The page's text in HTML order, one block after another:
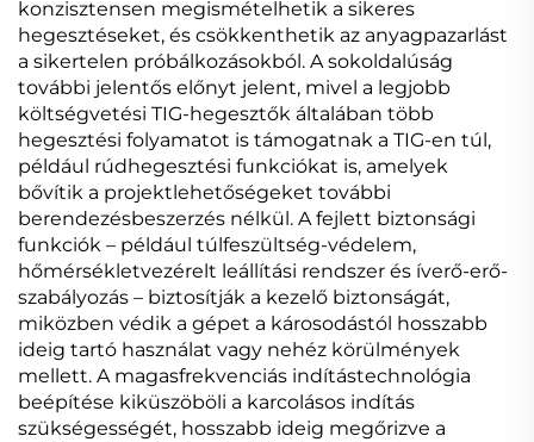
konzisztensen megismételhetik a sikeres
hegesztéseket, és csökkenthetik az anyagpazarlást
a sikertelen próbálkozásokból. A sokoldalúság
további jelentős előnyt jelent, mivel a legjobb
költségvetési TIG-hegesztők általában több
hegesztési folyamatot is támogatnak a TIG-en túl,
például rúdhegesztési funkciókat is, amelyek
bővítik a projektlehetőségeket további
berendezésbeszerzés nélkül. A fejlett biztonsági
funkciók – például túlfeszültség-védelem,
hőmérsékletvezérelt leállítási rendszer és íverő-erő-
szabályozás – biztosítják a kezelő biztonságát,
miközben védik a gépet a károsodástól hosszabb
ideig tartó használat vagy nehéz körülmények
mellett. A magasfrekvenciás indítástechnológia
beépítése kiküszöböli a karcolásos indítás
szükségességét, hosszabb ideig megőrizve a